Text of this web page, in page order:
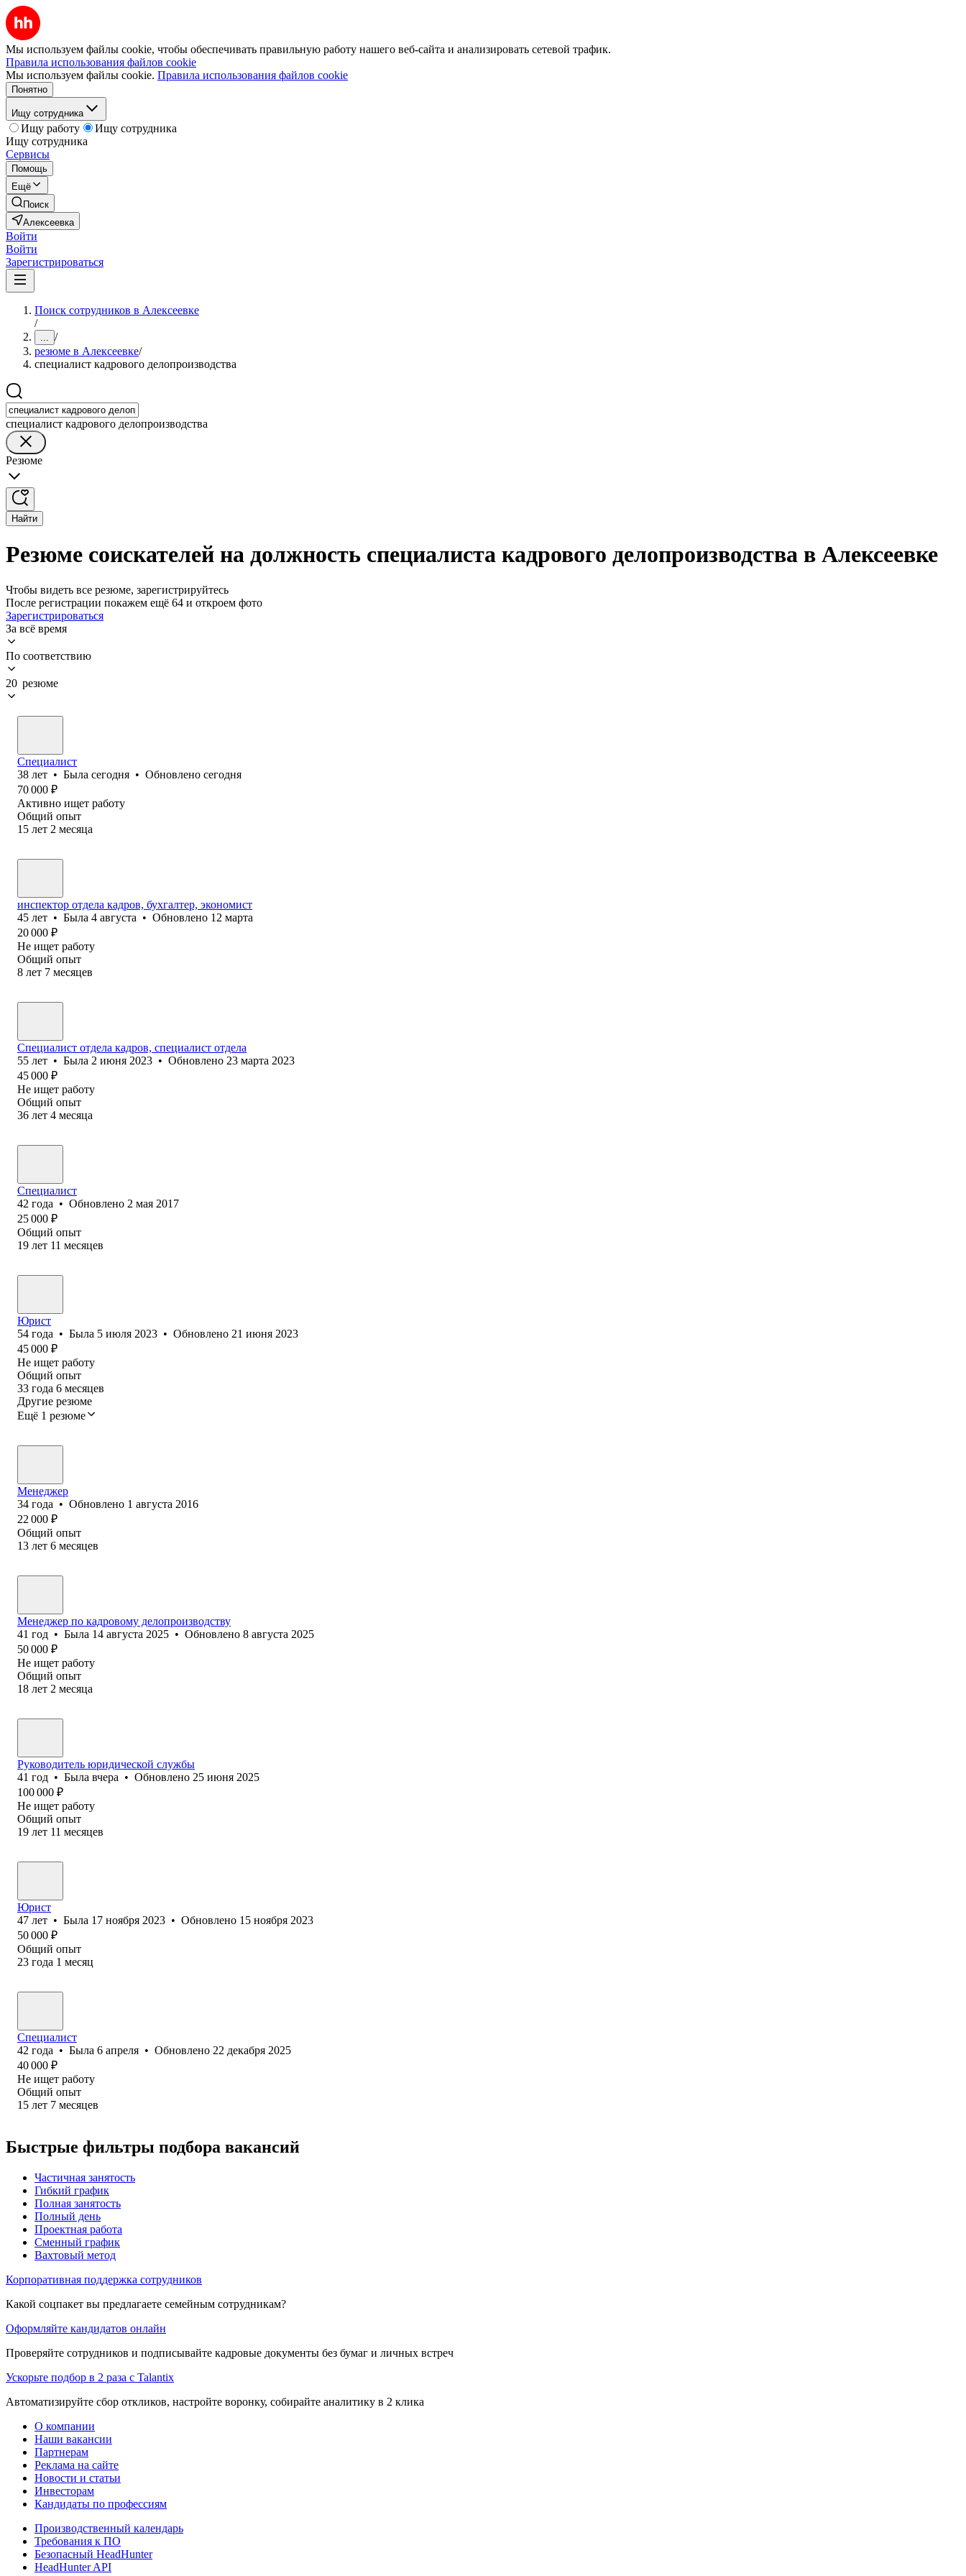
Мы используем файлы cookie, чтобы обеспечивать правильную работу нашего веб-сайта и анализировать сетевой трафик.
Правила использования файлов cookie
Мы используем файлы cookie. Правила использования файлов cookie
Понятно
Ищу сотрудника
Ищу работу
Ищу сотрудника
Ищу сотрудника
Сервисы
Помощь
Ещё
Поиск
Алексеевка
Войти
Войти
Зарегистрироваться
Поиск сотрудников в Алексеевке
/
... /
резюме в Алексеевке/
специалист кадрового делопроизводства
специалист кадрового делопроизводства
Резюме
Найти
Резюме соискателей на должность специалиста кадрового делопроизводства в Алексеевке
Чтобы видеть все резюме, зарегистрируйтесь
После регистрации покажем ещё 64 и откроем фото
Зарегистрироваться
За всё время
По соответствию
20 резюме
Специалист
38 лет • Была сегодня • Обновлено сегодня
70 000 ₽
Активно ищет работу
Общий опыт
15 лет 2 месяца
инспектор отдела кадров, бухгалтер, экономист
45 лет • Была 4 августа • Обновлено 12 марта
20 000 ₽
Не ищет работу
Общий опыт
8 лет 7 месяцев
Специалист отдела кадров, специалист отдела
55 лет • Была 2 июня 2023 • Обновлено 23 марта 2023
45 000 ₽
Не ищет работу
Общий опыт
36 лет 4 месяца
Специалист
42 года • Обновлено 2 мая 2017
25 000 ₽
Общий опыт
19 лет 11 месяцев
Юрист
54 года • Была 5 июля 2023 • Обновлено 21 июня 2023
45 000 ₽
Не ищет работу
Общий опыт
33 года 6 месяцев
Другие резюме
Ещё 1 резюме
Менеджер
34 года • Обновлено 1 августа 2016
22 000 ₽
Общий опыт
13 лет 6 месяцев
Менеджер по кадровому делопроизводству
41 год • Была 14 августа 2025 • Обновлено 8 августа 2025
50 000 ₽
Не ищет работу
Общий опыт
18 лет 2 месяца
Руководитель юридической службы
41 год • Была вчера • Обновлено 25 июня 2025
100 000 ₽
Не ищет работу
Общий опыт
19 лет 11 месяцев
Юрист
47 лет • Была 17 ноября 2023 • Обновлено 15 ноября 2023
50 000 ₽
Общий опыт
23 года 1 месяц
Специалист
42 года • Была 6 апреля • Обновлено 22 декабря 2025
40 000 ₽
Не ищет работу
Общий опыт
15 лет 7 месяцев
Быстрые фильтры подбора вакансий
Частичная занятость
Гибкий график
Полная занятость
Полный день
Проектная работа
Сменный график
Вахтовый метод
Корпоративная поддержка сотрудников
Какой соцпакет вы предлагаете семейным сотрудникам?
Оформляйте кандидатов онлайн
Проверяйте сотрудников и подписывайте кадровые документы без бумаг и личных встреч
Ускорьте подбор в 2 раза с Talantix
Автоматизируйте сбор откликов, настройте воронку, собирайте аналитику в 2 клика
О компании
Наши вакансии
Партнерам
Реклама на сайте
Новости и статьи
Инвесторам
Кандидаты по профессиям
Производственный календарь
Требования к ПО
Безопасный HeadHunter
HeadHunter API